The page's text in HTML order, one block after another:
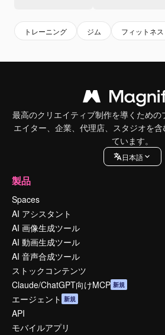
トレーニング ジム フィットネス
最高のクリエイティブ制作を導くための
エイター、企業、代理店、スタジオを
ています。
日本語
製品
Spaces
AI アシスタント
AI 画像生成ツール
AI 動画生成ツール
AI 音声合成ツール
ストックコンテンツ
Claude/ChatGPT向けMCP 新規
エージェント 新規
API
モバイルアプリ